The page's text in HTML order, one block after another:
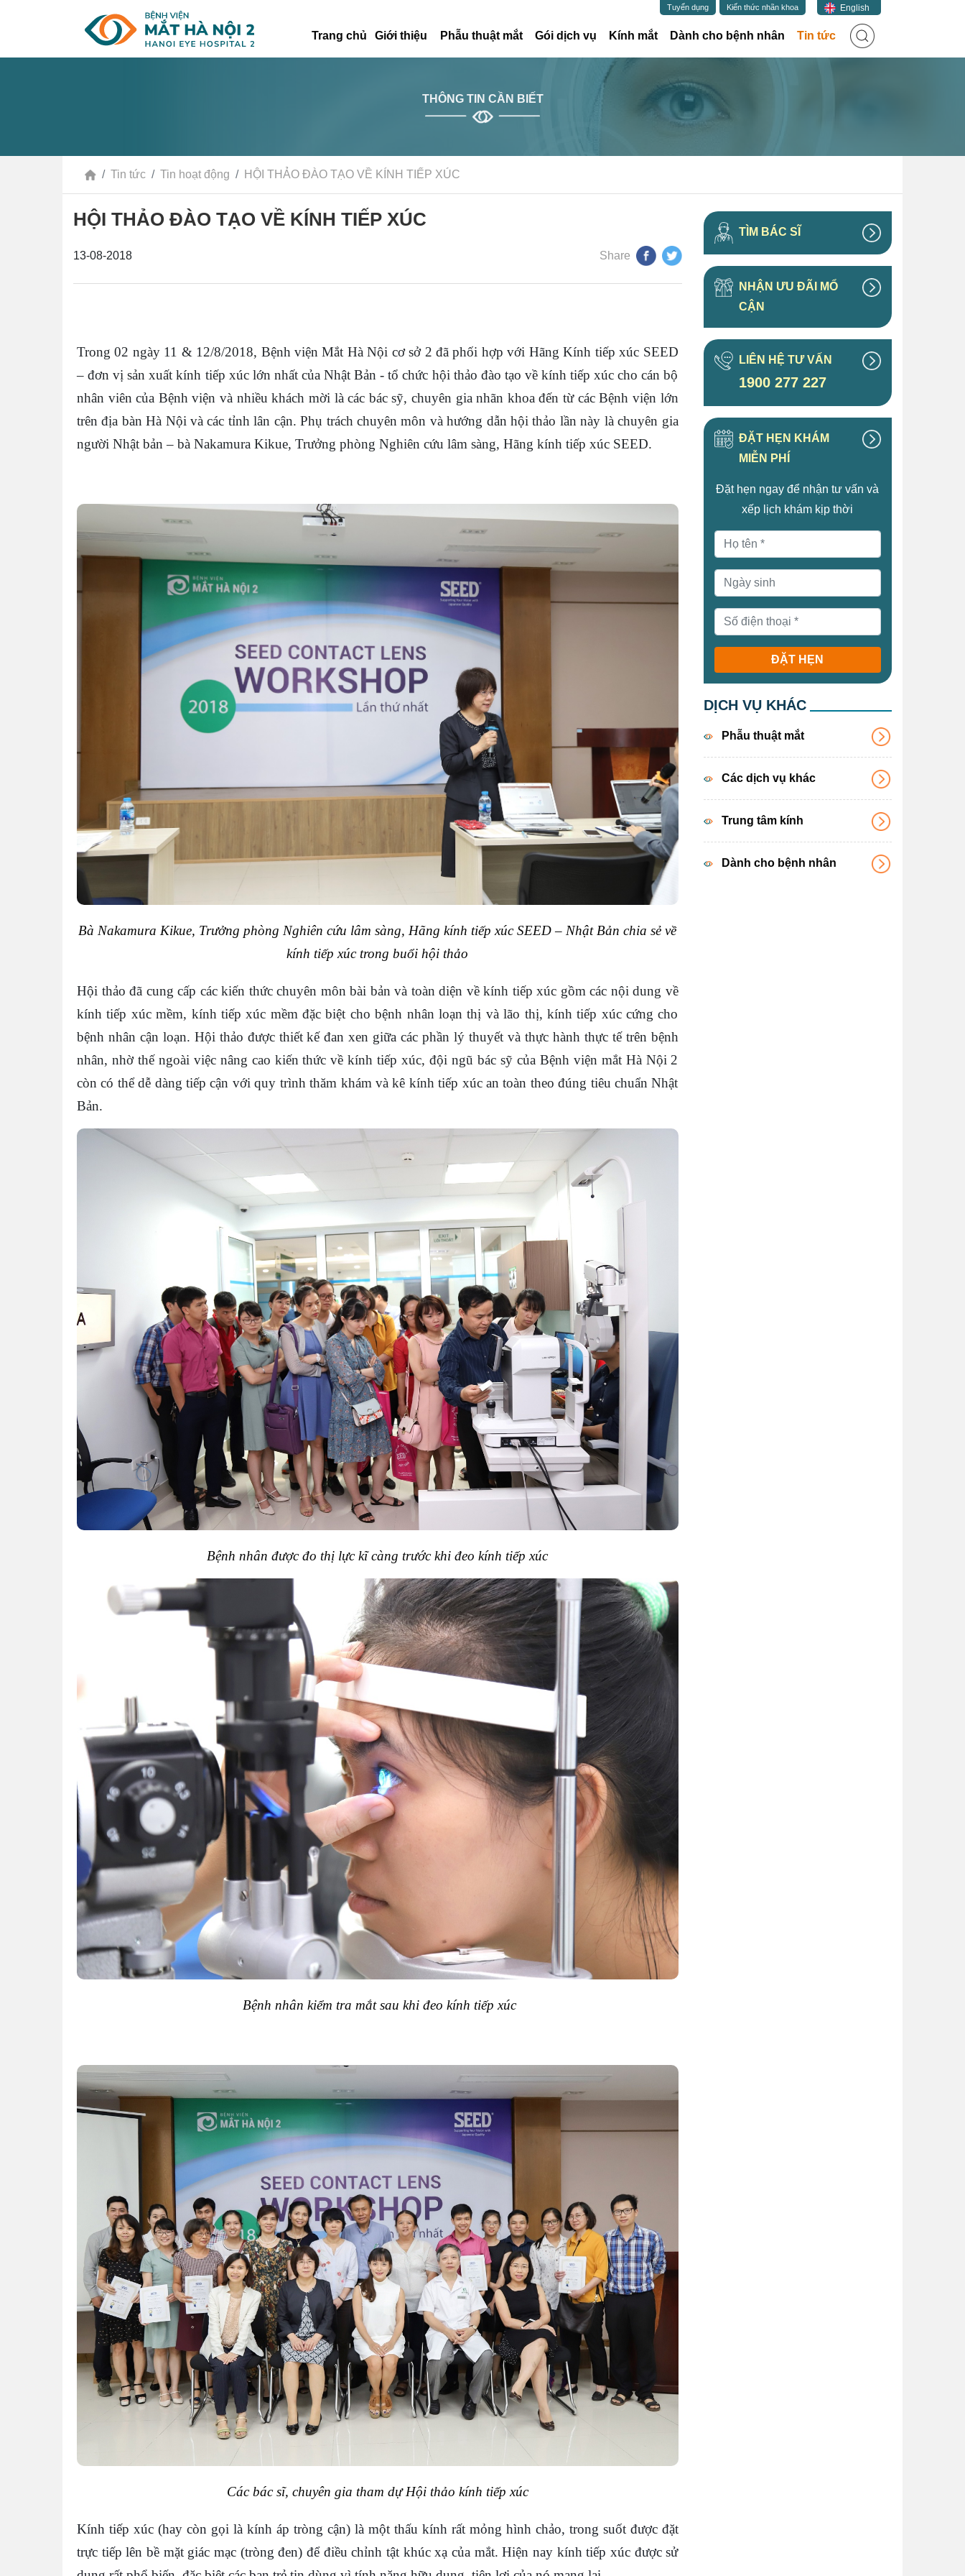
Trang chủ Giới thiệu Phẫu thuật mắt Gói dịch vụ Kính mắt Dành cho bệnh nhân Tin tức(current)
Tuyển dụng Kiến thức nhãn khoa English
THÔNG TIN CẦN BIẾT
Tin tức Tin hoạt động HỘI THẢO ĐÀO TẠO VỀ KÍNH TIẾP XÚC
HỘI THẢO ĐÀO TẠO VỀ KÍNH TIẾP XÚC
13-08-2018 Share
Trong 02 ngày 11 & 12/8/2018, Bệnh viện Mắt Hà Nội cơ sở 2 đã phối hợp với Hãng Kính tiếp xúc SEED
– đơn vị sản xuất kính tiếp xúc lớn nhất của Nhật Bản - tổ chức hội thảo đào tạo về kính tiếp xúc cho cán bộ
nhân viên của Bệnh viện và nhiều khách mời là các bác sỹ, chuyên gia nhãn khoa đến từ các Bệnh viện lớn
trên địa bàn Hà Nội và các tỉnh lân cận.Phụ trách chuyên môn và hướng dẫn hội thảo lần này là chuyên gia
người Nhật bản – bà Nakamura Kikue, Trưởng phòng Nghiên cứu lâm sàng, Hãng kính tiếp xúc SEED.
Bà Nakamura Kikue, Trưởng phòng Nghiên cứu lâm sàng, Hãng kính tiếp xúc SEED – Nhật Bản chia sẻ về
kính tiếp xúc trong buổi hội thảo
Hội thảo đã cung cấp các kiến thức chuyên môn bài bản và toàn diện về kính tiếp xúc gồm các nội dung về
kính tiếp xúc mềm, kính tiếp xúc mềm đặc biệt cho bệnh nhân loạn thị và lão thị, kính tiếp xúc cứng cho
bệnh nhân cận loạn. Hội thảo được thiết kế đan xen giữa các phần lý thuyết và thực hành thực tế trên bệnh
nhân, nhờ thế ngoài việc nâng cao kiến thức về kính tiếp xúc, đội ngũ bác sỹ của Bệnh viện mắt Hà Nội 2
còn có thể dễ dàng tiếp cận với quy trình thăm khám và kê kính tiếp xúc an toàn theo đúng tiêu chuẩn Nhật
Bản.
Bệnh nhân được đo thị lực kĩ càng trước khi đeo kính tiếp xúc
Bệnh nhân kiểm tra mắt sau khi đeo kính tiếp xúc
Các bác sĩ, chuyên gia tham dự Hội thảo kính tiếp xúc
Kính tiếp xúc (hay còn gọi là kính áp tròng cận) là một thấu kính rất mỏng hình chảo, trong suốt được đặt
trực tiếp lên bề mặt giác mạc (tròng đen) để điều chỉnh tật khúc xạ của mắt. Hiện nay kính tiếp xúc được sử
TÌM BÁC SĨ
NHẬN ƯU ĐÃI MỔ
CẬN
LIÊN HỆ TƯ VẤN
1900 277 227
ĐẶT HẸN KHÁM
MIỄN PHÍ
Đặt hẹn ngay để nhận tư vấn và
xếp lịch khám kịp thời
ĐẶT HẸN
DỊCH VỤ KHÁC
Phẫu thuật mắt
Các dịch vụ khác
Trung tâm kính
Dành cho bệnh nhân